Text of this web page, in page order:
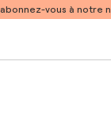
abonnez-vous à notre